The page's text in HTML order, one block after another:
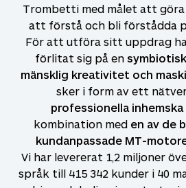
Trombetti med målet att
att förstå och bli förstådda
För att utföra sitt uppdrag
förlitat sig på en
mänsklig kreativitet och
sker i form av ett
professionella
kombination med en av de
kundanpassade MT-
Vi har levererat 1,2 miljoner
språk till 415 342 kunder i 40